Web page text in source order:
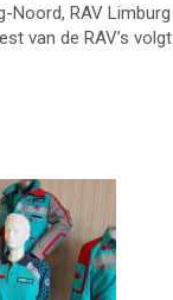
Noord, RAV Limburg
van de RAV’s volgt